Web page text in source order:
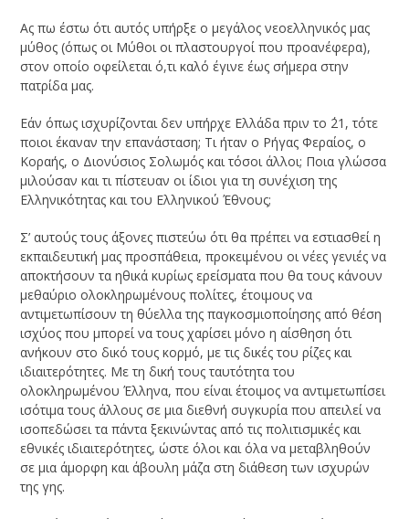
Ας πω έστω ότι αυτός υπήρξε ο μεγάλος νεοελληνικός μας
μύθος (όπως οι Μύθοι οι πλαστουργοί που προανέφερα),
στον οποίο οφείλεται ό,τι καλό έγινε έως σήμερα στην
πατρίδα μας.
Εάν όπως ισχυρίζονται δεν υπήρχε Ελλάδα πριν το ΄21, τότε
ποιοι έκαναν την επανάσταση; Τι ήταν ο Ρήγας Φεραίος, ο
Κοραής, ο Διονύσιος Σολωμός και τόσοι άλλοι; Ποια γλώσσα
μιλούσαν και τι πίστευαν οι ίδιοι για τη συνέχιση της
Ελληνικότητας και του Ελληνικού Έθνους;
Σ’ αυτούς τους άξονες πιστεύω ότι θα πρέπει να εστιασθεί η
εκπαιδευτική μας προσπάθεια, προκειμένου οι νέες γενιές να
αποκτήσουν τα ηθικά κυρίως ερείσματα που θα τους κάνουν
μεθαύριο ολοκληρωμένους πολίτες, έτοιμους να
αντιμετωπίσουν τη θύελλα της παγκοσμιοποίησης από θέση
ισχύος που μπορεί να τους χαρίσει μόνο η αίσθηση ότι
ανήκουν στο δικό τους κορμό, με τις δικές του ρίζες και
ιδιαιτερότητες. Με τη δική τους ταυτότητα του
ολοκληρωμένου Έλληνα, που είναι έτοιμος να αντιμετωπίσει
ισότιμα τους άλλους σε μια διεθνή συγκυρία που απειλεί να
ισοπεδώσει τα πάντα ξεκινώντας από τις πολιτισμικές και
εθνικές ιδιαιτερότητες, ώστε όλοι και όλα να μεταβληθούν
σε μια άμορφη και άβουλη μάζα στη διάθεση των ισχυρών
της γης.